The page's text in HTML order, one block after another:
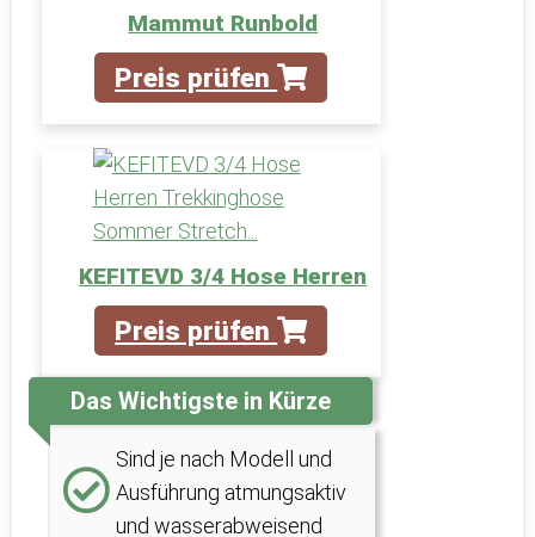
Mammut Runbold
Preis prüfen
KEFITEVD 3/4 Hose Herren
Preis prüfen
Das Wichtigste in Kürze
Sind je nach Modell und
Ausführung atmungsaktiv
und wasserabweisend